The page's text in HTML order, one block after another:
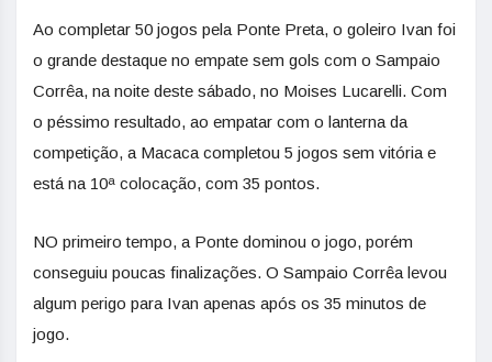
Ao completar 50 jogos pela Ponte Preta, o goleiro Ivan foi
o grande destaque no empate sem gols com o Sampaio
Corrêa, na noite deste sábado, no Moises Lucarelli. Com
o péssimo resultado, ao empatar com o lanterna da
competição, a Macaca completou 5 jogos sem vitória e
está na 10ª colocação, com 35 pontos.
NO primeiro tempo, a Ponte dominou o jogo, porém
conseguiu poucas finalizações. O Sampaio Corrêa levou
algum perigo para Ivan apenas após os 35 minutos de
jogo.